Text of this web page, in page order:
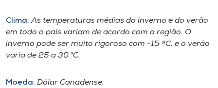
Editora
Museu
Clima:As temperaturas médias do inverno e do verão
em todo o país variam de acordo com a região. O
inverno pode ser muito rigoroso com -15 ºC, e o verão
varia de 25 a 30 °C.
Moeda: Dólar Canadense.